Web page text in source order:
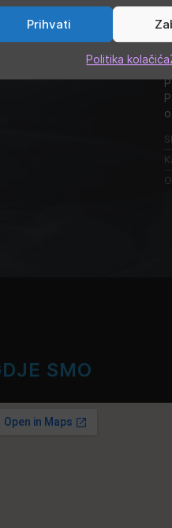
Prihvati
Politika kolačića
SMO